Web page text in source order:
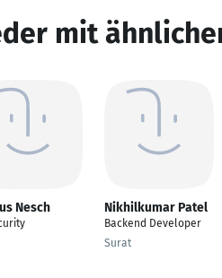
mit
Nesch Nikhilkumar Patel
Backend Developer
Surat